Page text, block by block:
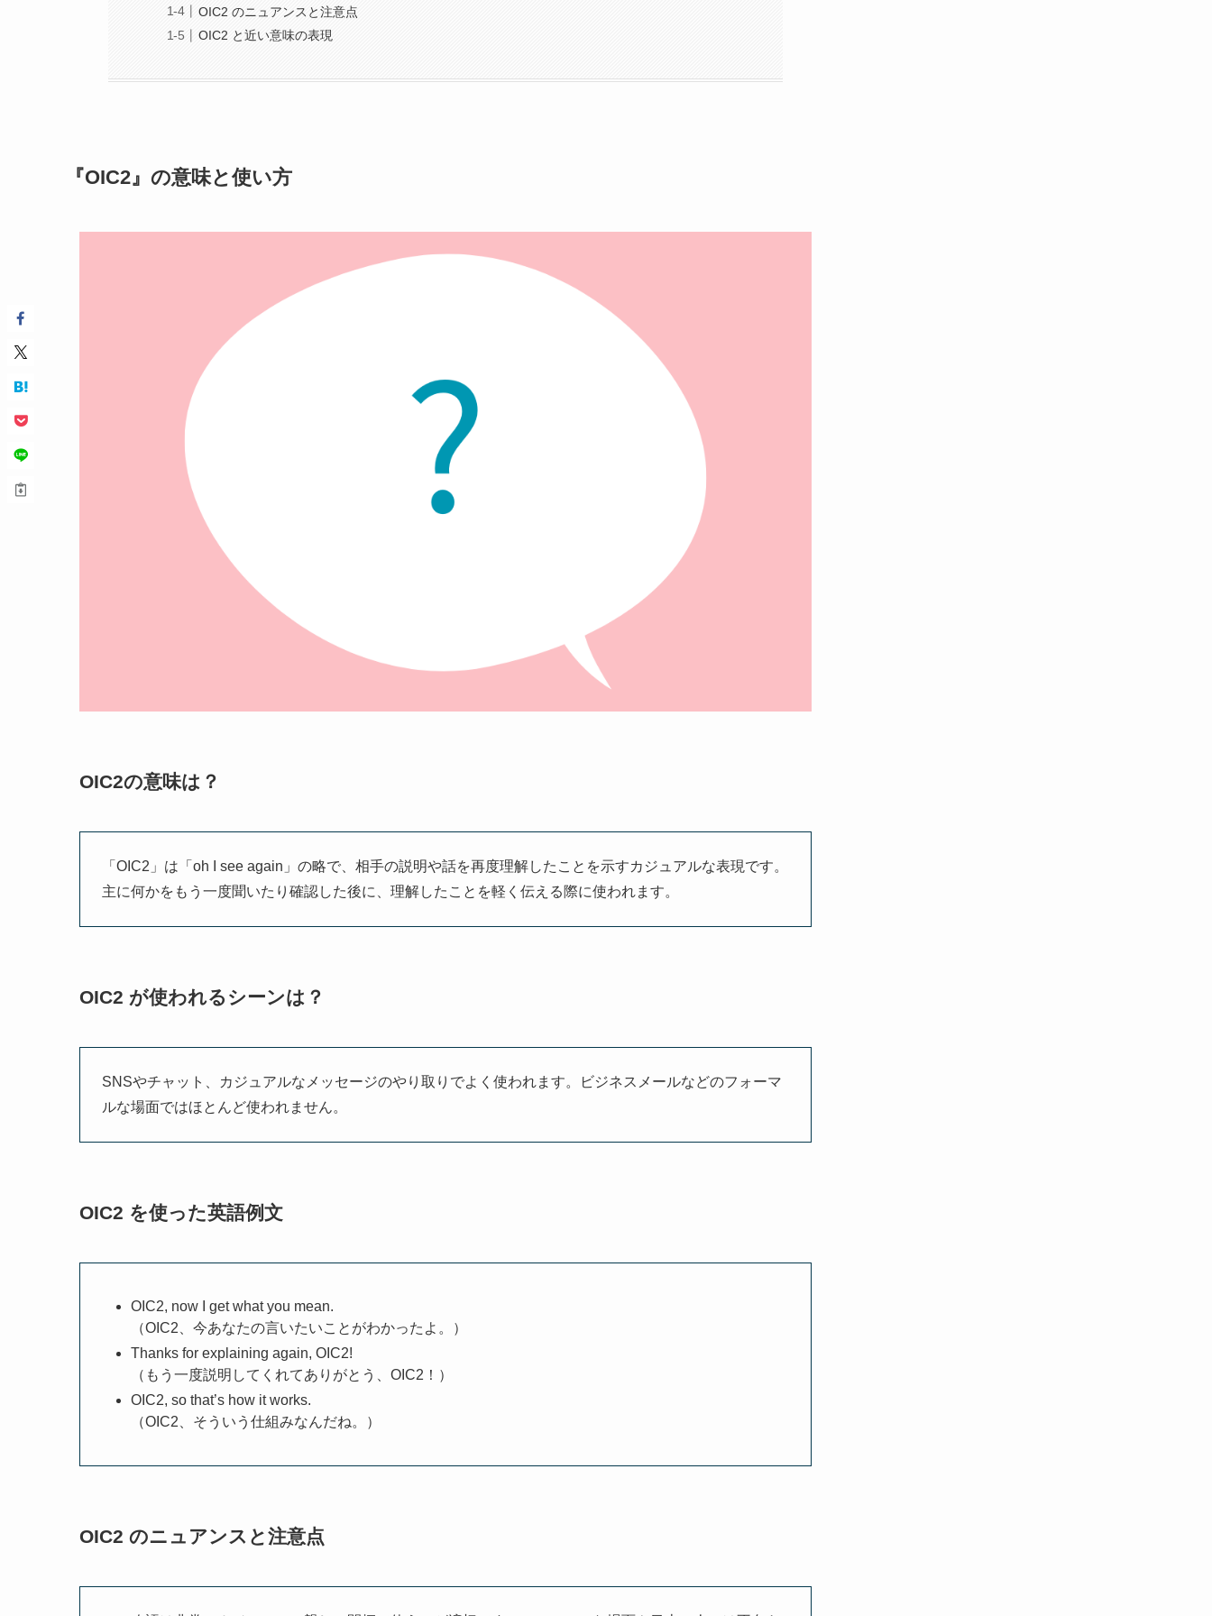
OIC2 のニュアンスと注意点
OIC2 と近い意味の表現
『OIC2』の意味と使い方
OIC2の意味は？
「OIC2」は「oh I see again」の略で、相手の説明や話を再度理解したことを示すカジュアルな表現です。
主に何かをもう一度聞いたり確認した後に、理解したことを軽く伝える際に使われます。
OIC2 が使われるシーンは？
SNSやチャット、カジュアルなメッセージのやり取りでよく使われます。ビジネスメールなどのフォーマ
ルな場面ではほとんど使われません。
OIC2 を使った英語例文
OIC2, now I get what you mean.
（OIC2、今あなたの言いたいことがわかったよ。）
Thanks for explaining again, OIC2!
（もう一度説明してくれてありがとう、OIC2！）
OIC2, so that’s how it works.
（OIC2、そういう仕組みなんだね。）
OIC2 のニュアンスと注意点